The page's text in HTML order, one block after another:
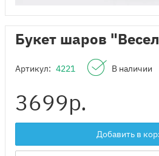
Букет шаров
Артикул: 4221 В наличии
3699р.
Добавить в